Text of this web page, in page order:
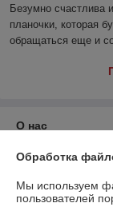
Безумно счастлива
планочки, которая
обращаться еще и
О нас
Контакты
Доставка и
Обработка
Мы используем
пользователей